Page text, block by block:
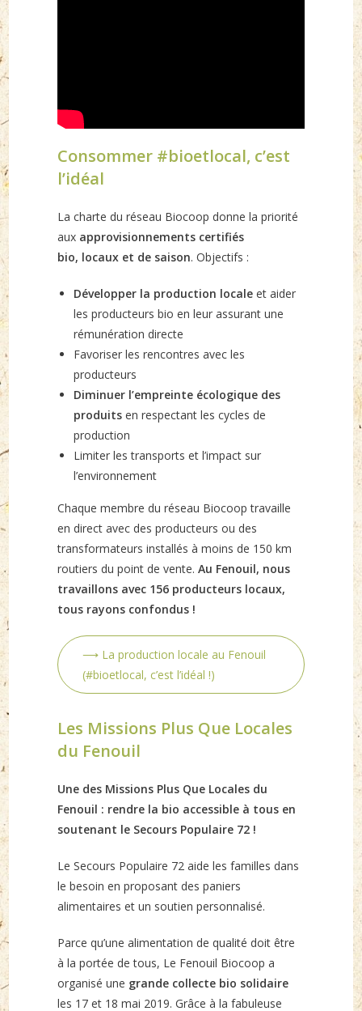
Consommer #bioetlocal, c’est
l’idéal
La charte du réseau Biocoop donne la priorité
aux approvisionnements certifiés
bio, locaux et de saison. Objectifs :
Développer la production locale et aider
les producteurs bio en leur assurant une
rémunération directe
Favoriser les rencontres avec les
producteurs
Diminuer l’empreinte écologique des
produits en respectant les cycles de
production
Limiter les transports et l’impact sur
l’environnement
Chaque membre du réseau Biocoop travaille
en direct avec des producteurs ou des
transformateurs installés à moins de 150 km
routiers du point de vente.Au Fenouil, nous
travaillons avec 156 producteurs locaux,
tous rayons confondus !
⟶ La production locale au Fenouil
(#bioetlocal, c’est l’idéal !)
Les Missions Plus Que Locales
du Fenouil
Une des Missions Plus Que Locales du
Fenouil : rendre la bio accessible à tous en
soutenant le Secours Populaire 72 !
Le Secours Populaire 72 aide les familles dans
le besoin en proposant des paniers
alimentaires et un soutien personnalisé.
Parce qu’une alimentation de qualité doit être
à la portée de tous, Le Fenouil Biocoop a
organisé une grande collecte bio solidaire
les 17 et 18 mai 2019. Grâce à la fabuleuse